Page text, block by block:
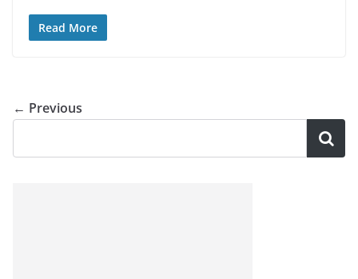
Read More
← Previous